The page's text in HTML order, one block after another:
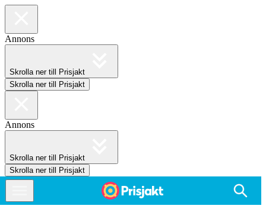
Annons
Skrolla ner till Prisjakt
Skrolla ner till Prisjakt
Annons
Skrolla ner till Prisjakt
Skrolla ner till Prisjakt